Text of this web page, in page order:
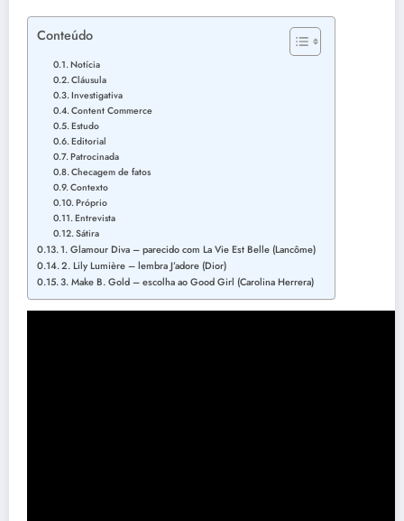
Conteúdo
Notícia
Cláusula
Investigativa
Content Commerce
Estudo
Editorial
Patrocinada
Checagem de fatos
Contexto
Próprio
Entrevista
Sátira
1. Glamour Diva – parecido com La Vie Est Belle (Lancôme)
2. Lily Lumière – lembra J’adore (Dior)
3. Make B. Gold – escolha ao Good Girl (Carolina Herrera)